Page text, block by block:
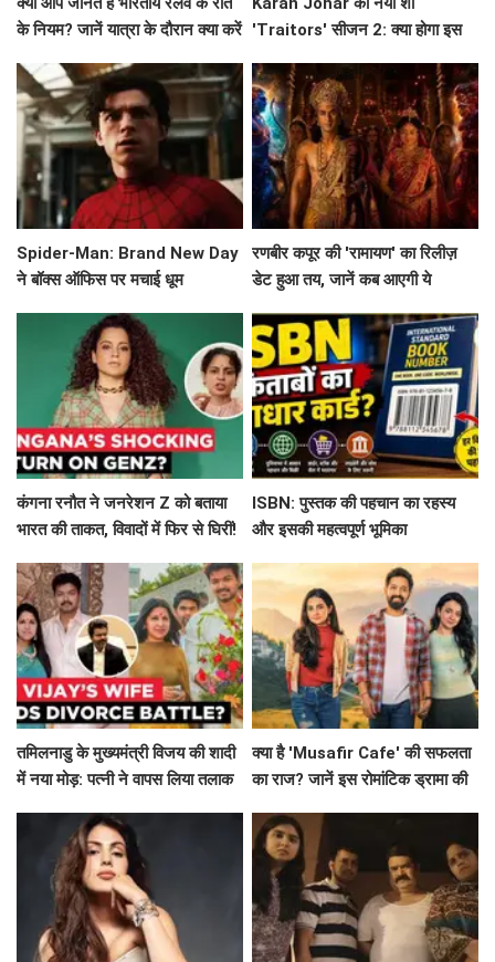
के नियम? जानें यात्रा के दौरान क्या करें 'Traitors' सीजन 2: क्या होगा इस
Spider-Man: Brand New Day
ने बॉक्स ऑफिस पर मचाई धूम
रणबीर कपूर की 'रामायण' का रिलीज़
डेट हुआ तय, जानें कब आएगी ये
कंगना रनौत ने जनरेशन Z को बताया
भारत की ताकत, विवादों में फिर से घिरीं!
ISBN: पुस्तक की पहचान का रहस्य
और इसकी महत्वपूर्ण भूमिका
तमिलनाडु के मुख्यमंत्री विजय की शादी
में नया मोड़: पत्नी ने वापस लिया तलाक
क्या है 'Musafir Cafe' की सफलता
का राज? जानें इस रोमांटिक ड्रामा की